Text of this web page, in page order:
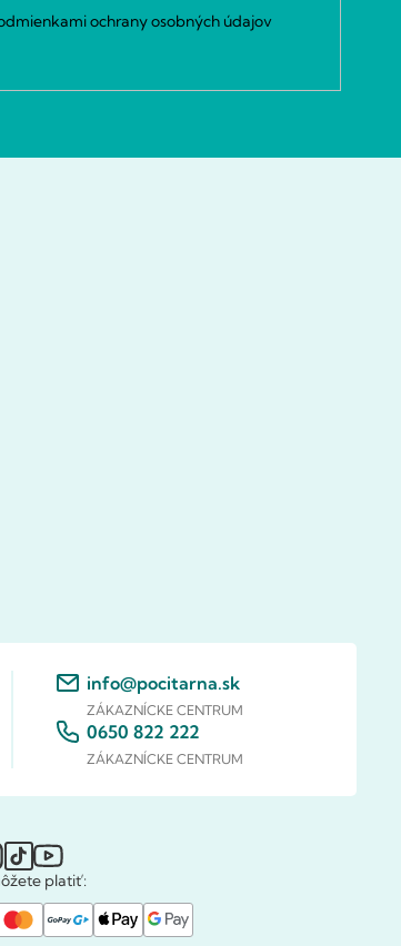
ochrany osobných údajov
info@pocitarna.sk
ZÁKAZNÍCKE CENTRUM
0650 822 222
ZÁKAZNÍCKE CENTRUM
platiť: